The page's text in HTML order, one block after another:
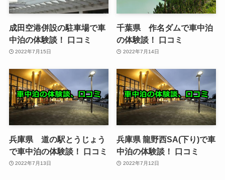
成田空港併設の駐車場で車
中泊の体験談！ 口コミ
2022年7月15日
千葉県 作名ダムで車中泊
の体験談！ 口コミ
2022年7月14日
兵庫県 道の駅とうじょう
で車中泊の体験談！ 口コミ
2022年7月13日
兵庫県 龍野西SA(下り)で車
中泊の体験談！ 口コミ
2022年7月12日